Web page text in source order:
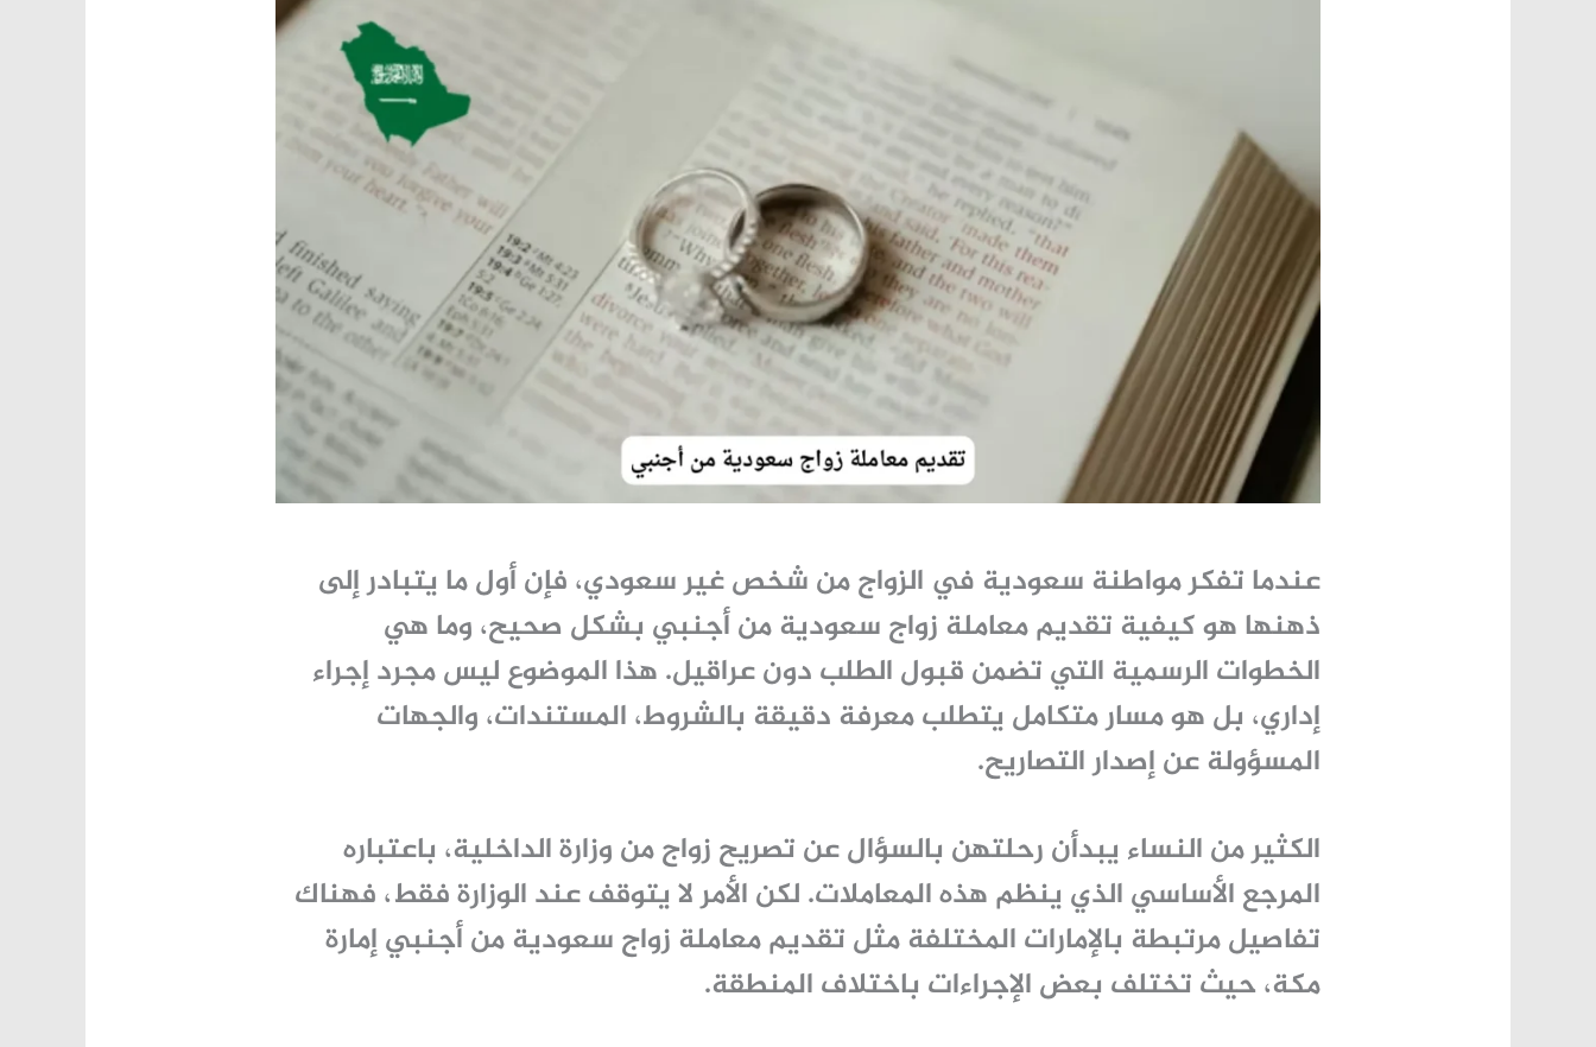
عندما تفكر مواطنة سعودية في الزواج من شخص غير سعودي، فإن أول ما يتبادر إلى
ذهنها هو كيفية تقديم معاملة زواج سعودية من أجنبي بشكل صحيح، وما هي
الخطوات الرسمية التي تضمن قبول الطلب دون عراقيل. هذا الموضوع ليس مجرد إجراء
إداري، بل هو مسار متكامل يتطلب معرفة دقيقة بالشروط، المستندات، والجهات
المسؤولة عن إصدار التصاريح.
الكثير من النساء يبدأن رحلتهن بالسؤال عن تصريح زواج من وزارة الداخلية، باعتباره
المرجع الأساسي الذي ينظم هذه المعاملات. لكن الأمر لا يتوقف عند الوزارة فقط، فهناك
تفاصيل مرتبطة بالإمارات المختلفة مثل تقديم معاملة زواج سعودية من أجنبي إمارة
مكة، حيث تختلف بعض الإجراءات باختلاف المنطقة.